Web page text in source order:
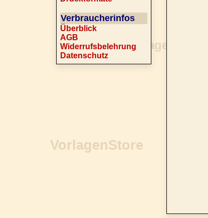
Verbraucherinfos
Überblick
AGB
Widerrufsbelehrung
Datenschutz